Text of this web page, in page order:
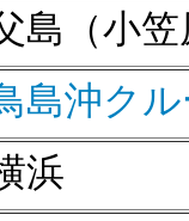
島（小
島沖ク
浜